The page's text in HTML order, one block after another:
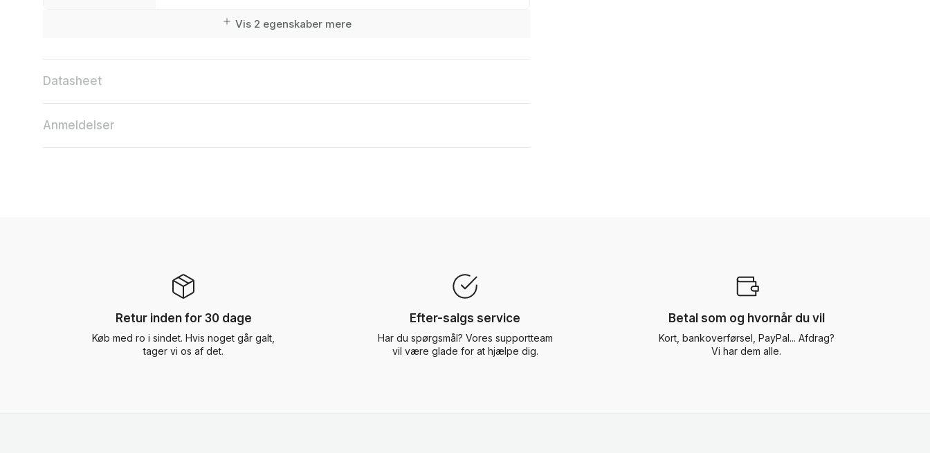
Vis 2 egenskaber mere
Datasheet
Anmeldelser
Retur inden for 30 dage
Køb med ro i sindet. Hvis noget går galt,
tager vi os af det.
Efter-salgs service
Har du spørgsmål? Vores supportteam
vil være glade for at hjælpe dig.
Betal som og hvornår du vil
Kort, bankoverførsel, PayPal... Afdrag?
Vi har dem alle.